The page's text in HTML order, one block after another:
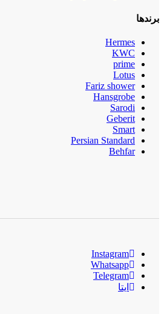
برندها
Hermes
KWC
prime
Lotus
Fariz shower
Hansgrobe
Sarodi
Geberit
Smart
Persian Standard
Behfar
Instagram
Whatsapp
Telegram
ایتا